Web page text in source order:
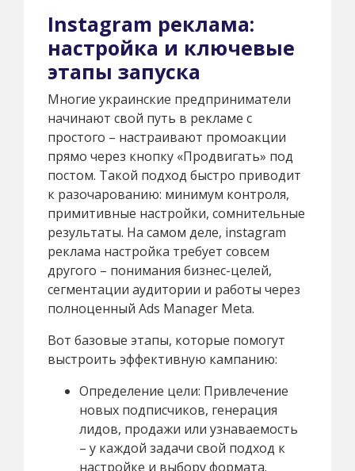
Instagram реклама:
настройка и ключевые
этапы запуска
Многие украинские предприниматели
начинают свой путь в рекламе с
простого – настраивают промоакции
прямо через кнопку «Продвигать» под
постом. Такой подход быстро приводит
к разочарованию: минимум контроля,
примитивные настройки, сомнительные
результаты. На самом деле, instagram
реклама настройка требует совсем
другого – понимания бизнес-целей,
сегментации аудитории и работы через
полноценный Ads Manager Meta.
Вот базовые этапы, которые помогут
выстроить эффективную кампанию:
Определение цели: Привлечение
новых подписчиков, генерация
лидов, продажи или узнаваемость
– у каждой задачи свой подход к
настройке и выбору формата.